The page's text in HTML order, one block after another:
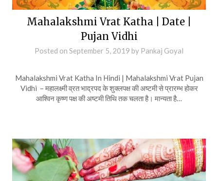
Mahalakshmi Vrat Katha | Date |
Pujan Vidhi
Posted on September 5, 2019 by Pankaj Goyal
Mahalakshmi Vrat Katha In Hindi | Mahalakshmi Vrat Pujan
Vidhi – महालक्ष्मी व्रत भाद्रपद के शुक्लपक्ष की अष्टमी से प्रारम्भ होकर
आश्विन कृष्ण पक्ष की अष्टमी तिथि तक चलता है। मान्यता है…